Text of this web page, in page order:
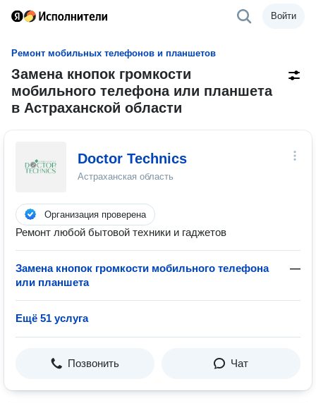
Войти
Ремонт мобильных телефонов и планшетов
Замена кнопок громкости
мобильного телефона или планшета
в Астраханской области
Doctor Technics
Астраханская область
Организация проверена
Ремонт любой бытовой техники и гаджетов
Замена кнопок громкости мобильного телефона
или планшета
—
Ещё 51 услуга
Позвонить Чат